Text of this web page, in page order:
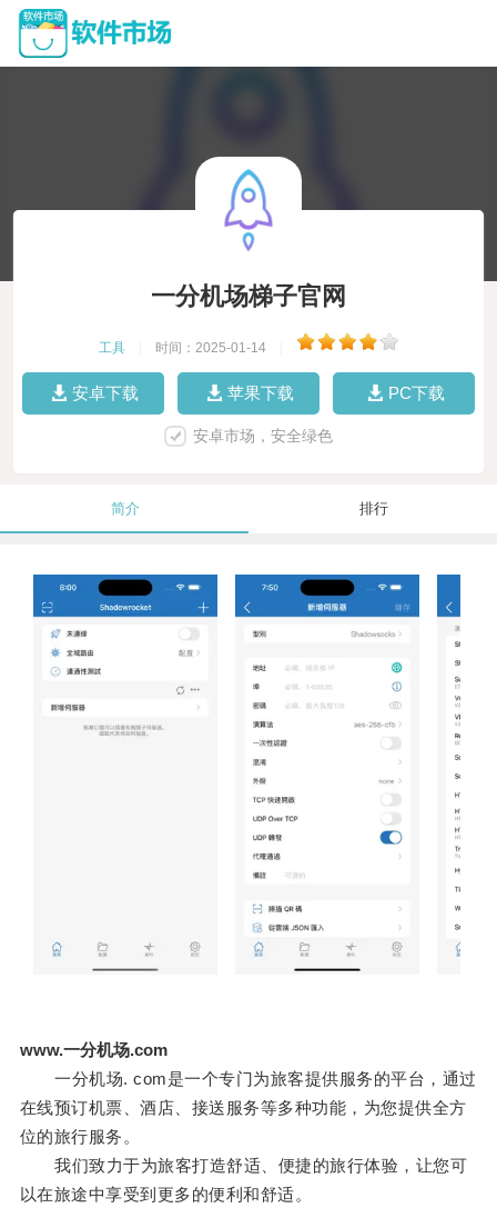
一分机场梯子官网
工具 时间：2025-01-14
安卓下载 苹果下载 PC下载
安卓市场，安全绿色
简介 排行
www.一分机场.com
一分机场. com是一个专门为旅客提供服务的平台，通过
在线预订机票、酒店、接送服务等多种功能，为您提供全方
位的旅行服务。
我们致力于为旅客打造舒适、便捷的旅行体验，让您可
以在旅途中享受到更多的便利和舒适。